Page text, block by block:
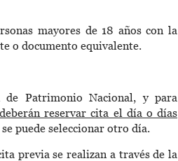
mayores de 18 años con la
o documento equivalente.
de Patrimonio Nacional, y para
reservar cita el día o días
puede seleccionar otro día.
previa se realizan a través de la